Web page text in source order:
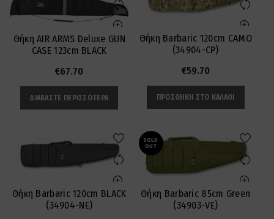
Θήκη AIR ARMS Deluxe GUN
CASE 123cm BLACK
€67.70
ΔΙΑΒΆΣΤΕ ΠΕΡΙΣΣΌΤΕΡΑ
Θήκη Barbaric 120cm CAMO
(34904-CP)
€59.70
ΠΡΟΣΘΉΚΗ ΣΤΟ ΚΑΛΆΘΙ
Θήκη Barbaric 120cm BLACK
(34904-NE)
SOLD
OUT
Θήκη Barbaric 85cm Green
(34903-VE)